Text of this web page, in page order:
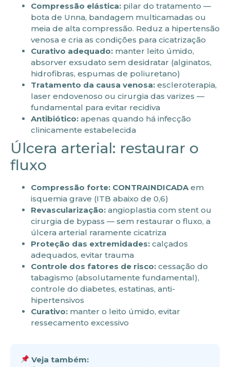
Compressão elástica: pilar do tratamento —
bota de Unna, bandagem multicamadas ou
meia de alta compressão. Reduz a hipertensão
venosa e cria as condições para cicatrização
Curativo adequado: manter leito úmido,
absorver exsudato sem desidratar (alginatos,
hidrofibras, espumas de poliuretano)
Tratamento da causa venosa: escleroterapia,
laser endovenoso ou cirurgia das varizes —
fundamental para evitar recidiva
Antibiótico: apenas quando há infecção
clinicamente estabelecida
Úlcera arterial: restaurar o
fluxo
Compressão forte: CONTRAINDICADAem
isquemia grave (ITB abaixo de 0,6)
Revascularização: angioplastia com stent ou
cirurgia de bypass — sem restaurar o fluxo, a
úlcera arterial raramente cicatriza
Proteção das extremidades: calçados
adequados, evitar trauma
Controle dos fatores de risco: cessação do
tabagismo (absolutamente fundamental),
controle do diabetes, estatinas, anti-
hipertensivos
Curativo: manter o leito úmido, evitar
ressecamento excessivo
Veja também: